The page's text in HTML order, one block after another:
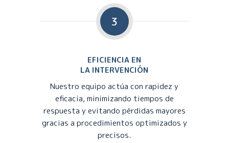
3
EFICIENCIA EN
LA INTERVENCIÓN
Nuestro equipo actúa con rapidez y
eficacia, minimizando tiempos de
respuesta y evitando pérdidas mayores
gracias a procedimientos optimizados y
precisos.